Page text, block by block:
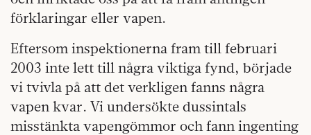
förklaringar eller vapen.
Eftersom inspektionerna fram till februari
2003 inte lett till några viktiga fynd, började
vi tvivla på att det verkligen fanns några
vapen kvar. Vi undersökte dussintals
misstänkta vapengömmor och fann ingenting